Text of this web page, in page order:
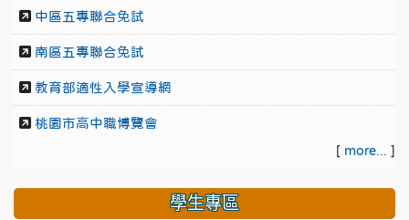
中區五專聯合免試
南區五專聯合免試
教育部適性入學宣導網
桃園市高中職博覽會
[ more... ]
學生專區